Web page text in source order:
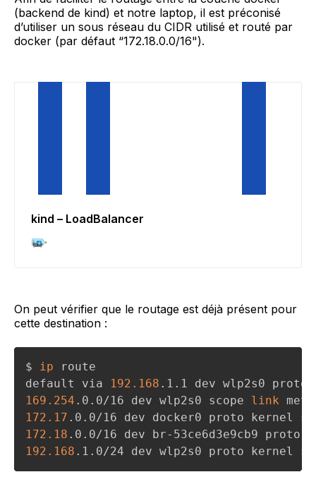
(backend de kind) et notre laptop, il est préconisé
d’utiliser un sous réseau du CIDR utilisé et routé par
docker (par défaut “172.18.0.0/16").
kind – LoadBalancer
On peut vérifier que le routage est déjà présent pour
cette destination :
$ ip route
default via
192.168 .1.1 dev wlp2s0
169.254 .0.0/16 dev wlp2s0 scope link
172.17 .0.0/16 dev docker0 proto kernel
172.18 .0.0/16 dev br-53ce6d3e9cb9 proto
192.168 .1.0/24 dev wlp2s0 proto kernel